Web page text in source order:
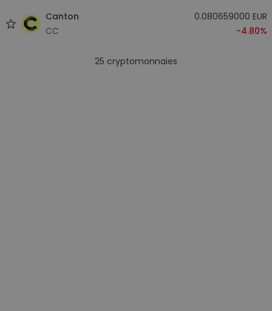
Canton
CC
0.080659000 EUR
-4.80%
25 cryptomonnaies